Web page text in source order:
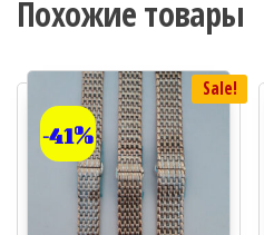
Похожие товары
Sale!
-41%